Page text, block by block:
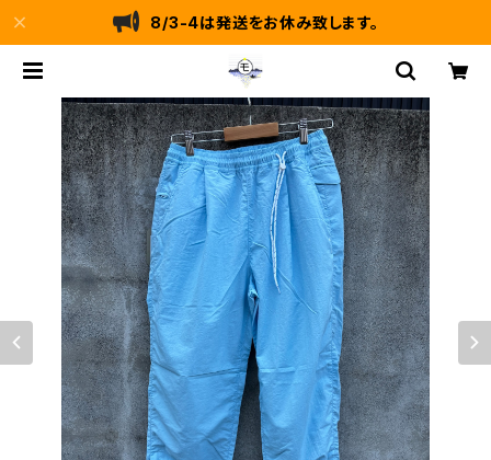
8/3-4は発送をお休み致します。